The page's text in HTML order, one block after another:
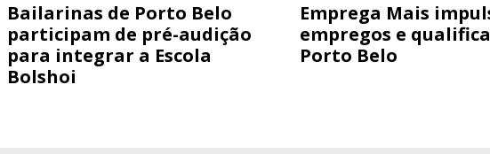
Bailarinas de Porto Belo
participam de pré-audição
para integrar a Escola
Bolshoi
Emprega Mais
empregos e
Porto Belo